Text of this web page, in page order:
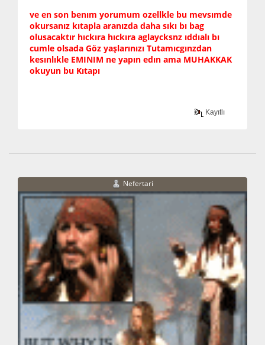
ve en son benım yorumum ozellkle bu mevsımde
okursanız kıtapla aranızda daha sıkı bı bag
olusacaktır hıckıra hıckıra aglaycksnz ıddıalı bı
cumle olsada Göz yaşlarınızı Tutamıcgınzdan
kesınlıkle EMINIM ne yapın edın ama MUHAKKAK
okuyun bu Kıtapı
Kayıtlı
Nefertari